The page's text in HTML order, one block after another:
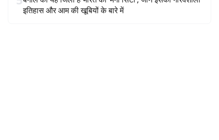
इतिहास और आम की खूबियों के बारे में